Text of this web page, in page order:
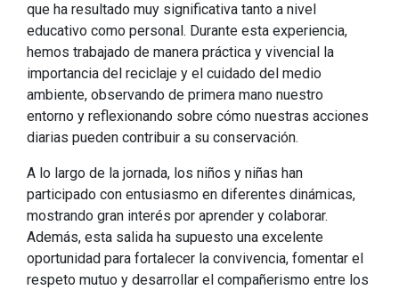
que ha resultado muy significativa tanto a nivel
educativo como personal. Durante esta experiencia,
hemos trabajado de manera práctica y vivencial la
importancia del reciclaje y el cuidado del medio
ambiente, observando de primera mano nuestro
entorno y reflexionando sobre cómo nuestras acciones
diarias pueden contribuir a su conservación.
A lo largo de la jornada, los niños y niñas han
participado con entusiasmo en diferentes dinámicas,
mostrando gran interés por aprender y colaborar.
Además, esta salida ha supuesto una excelente
oportunidad para fortalecer la convivencia, fomentar el
respeto mutuo y desarrollar el compañerismo entre los